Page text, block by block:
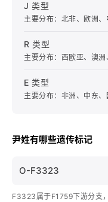
J 类型
主要分布：北非、欧洲
R 类型
主要分布：西欧亚、澳洲
E 类型
主要分布：非洲、中东、
尹姓有哪些遗传标记
O-F3323
F3323属于F1759下游分支